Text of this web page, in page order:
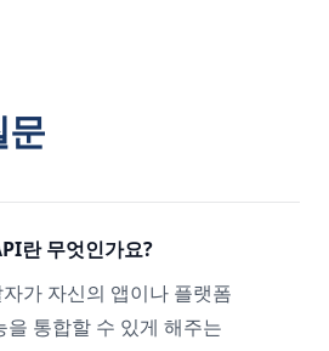
문
란 무엇인가요?
가 자신의 앱이나 플랫폼
통합할 수 있게 해주는